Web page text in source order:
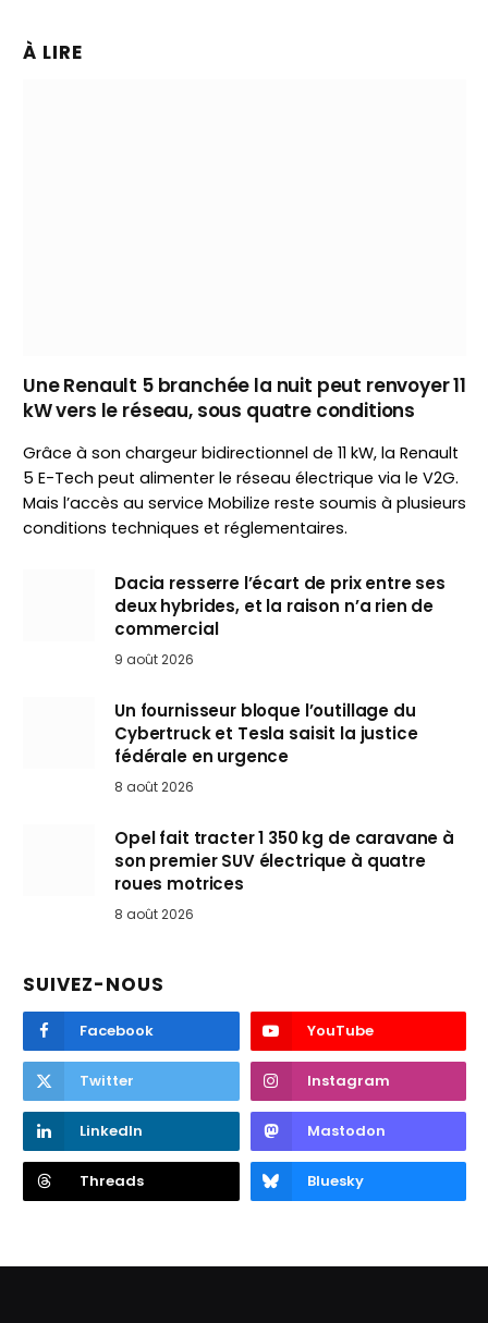
À LIRE
Une Renault 5 branchée la nuit peut renvoyer 11
kW vers le réseau, sous quatre conditions
Grâce à son chargeur bidirectionnel de 11 kW, la Renault
5 E-Tech peut alimenter le réseau électrique via le V2G.
Mais l’accès au service Mobilize reste soumis à plusieurs
conditions techniques et réglementaires.
Dacia resserre l’écart de prix entre ses
deux hybrides, et la raison n’a rien de
commercial
9 août 2026
Un fournisseur bloque l’outillage du
Cybertruck et Tesla saisit la justice
fédérale en urgence
8 août 2026
Opel fait tracter 1 350 kg de caravane à
son premier SUV électrique à quatre
roues motrices
8 août 2026
SUIVEZ-NOUS
Facebook YouTube
Twitter Instagram
LinkedIn Mastodon
Threads Bluesky